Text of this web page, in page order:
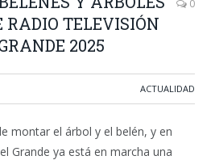
RADIO TELEVISIÓN
2025
0
ACTUALIDAD
montar el árbol y el belén, y en
Grande ya está en marcha una